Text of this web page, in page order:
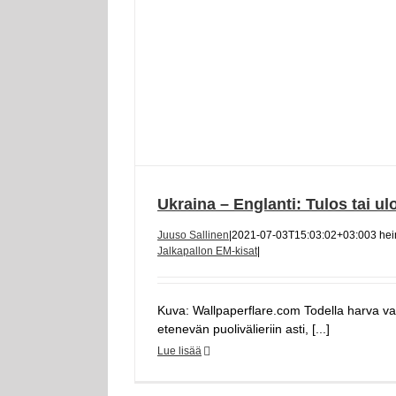
Ukraina – Englanti: Tulos tai
Juuso Sallinen 2021-07-03T15:03:02+03:003
Jalkapallon EM-kisat|
Kuva: Wallpaperflare.com Todella harva
etenevän puolivälieriin asti, [...]
Lue lisää